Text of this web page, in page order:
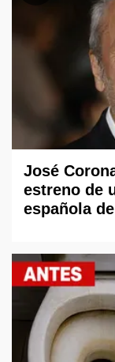
José
estreno de
española